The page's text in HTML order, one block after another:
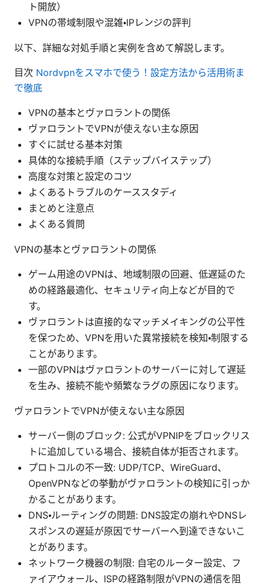
ト開放）
VPNの帯域制限や混雑・IPレンジの評判
以下、詳細な対処手順と実例を含めて解説します。
目次 Nordvpnをスマホで使う！設定方法から活用術ま
で徹底
VPNの基本とヴァロラントの関係
ヴァロラントでVPNが使えない主な原因
すぐに試せる基本対策
具体的な接続手順（ステップバイステップ）
高度な対策と設定のコツ
よくあるトラブルのケーススタディ
まとめと注意点
よくある質問
VPNの基本とヴァロラントの関係
ゲーム用途のVPNは、地域制限の回避、低遅延のた
めの経路最適化、セキュリティ向上などが目的で
す。
ヴァロラントは直接的なマッチメイキングの公平性
を保つため、VPNを用いた異常接続を検知・制限する
ことがあります。
一部のVPNはヴァロラントのサーバーに対して遅延
を生み、接続不能や頻繁なラグの原因になります。
ヴァロラントでVPNが使えない主な原因
サーバー側のブロック: 公式がVPNIPをブロックリス
トに追加している場合、接続自体が拒否されます。
プロトコルの不一致: UDP/TCP、WireGuard、
OpenVPNなどの挙動がヴァロラントの検知に引っか
かることがあります。
DNS・ルーティングの問題: DNS設定の崩れやDNSレ
スポンスの遅延が原因でサーバーへ到達できないこ
とがあります。
ネットワーク機器の制限: 自宅のルーター設定、フ
ァイアウォール、ISPの経路制限がVPNの通信を阻